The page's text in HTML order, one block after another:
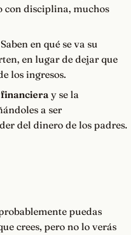
disciplina, muchos
en qué se va su
en lugar de dejar que
los ingresos.
y se la
a ser
del dinero de los padres.
puedas
crees, pero no lo verás